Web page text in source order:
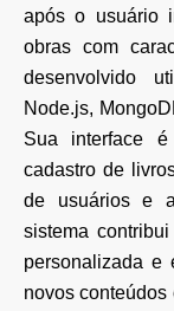
após o usuário
obras com
desenvolvido
Node.js,
Sua interface
cadastro de
de usuários e
sistema
personalizada e
novos